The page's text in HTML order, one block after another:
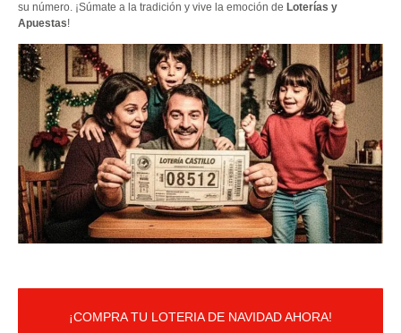
su número. ¡Súmate a la tradición y vive la emoción de Loterías y
Apuestas!
¡COMPRA TU LOTERIA DE NAVIDAD AHORA!